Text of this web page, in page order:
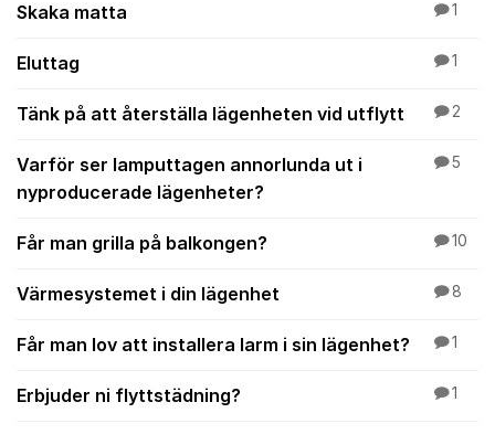
Skaka matta 1
Eluttag 1
Tänk på att återställa lägenheten vid utflytt 2
Varför ser lamputtagen annorlunda ut i
nyproducerade lägenheter?
5
Får man grilla på balkongen? 10
Värmesystemet i din lägenhet 8
Får man lov att installera larm i sin lägenhet? 1
Erbjuder ni flyttstädning? 1